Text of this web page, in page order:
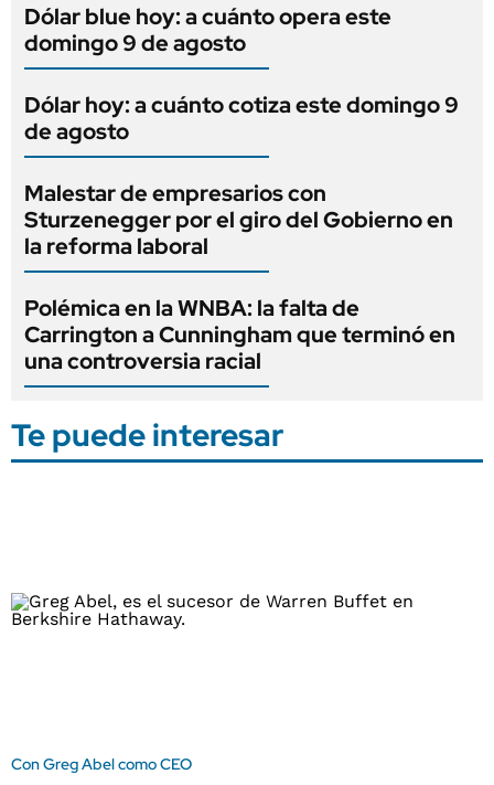
Dólar blue hoy: a cuánto opera este
domingo 9 de agosto
Dólar hoy: a cuánto cotiza este domingo 9
de agosto
Malestar de empresarios con
Sturzenegger por el giro del Gobierno en
la reforma laboral
Polémica en la WNBA: la falta de
Carrington a Cunningham que terminó en
una controversia racial
Te puede interesar
Con Greg Abel como CEO